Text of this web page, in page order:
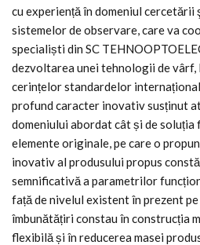
cu experiență în domeniul cercetării
sistemelor de observare, care va
specialiști din SC
dezvoltarea unei tehnologii de vârf,
cerințelor standardelor
profund caracter inovativ susținut
domeniului abordat cât și de soluția
elemente originale, pe care o
inovativ al produsului propus
semnificativă a parametrilor
față de nivelul existent în prezent
îmbunătățiri constau în construcția
flexibilă și în reducerea masei